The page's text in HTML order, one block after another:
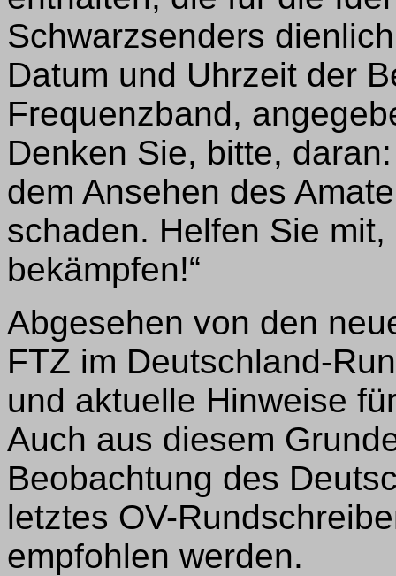
Schwarzsenders
Datum und Uhrzeit der
Frequenzband,
Denken Sie, bitte,
dem Ansehen des
schaden. Helfen Sie
bekämpfen!“
Abgesehen von den
FTZ im Deutschland-
und aktuelle Hinweise
Auch aus diesem
Beobachtung des
letztes OV-
empfohlen werden.